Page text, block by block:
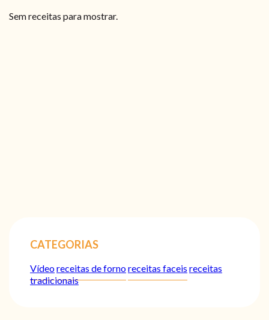
Sem receitas para mostrar.
CATEGORIAS
Vídeoreceitas de fornoreceitas faceis receitas
tradicionais